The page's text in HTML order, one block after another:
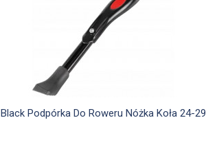
Szybki podgląd
Black Podpórka Do Roweru Nóżka Koła 24-29